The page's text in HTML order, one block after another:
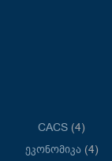
CACS (4)
Ეკონომიკა(4)